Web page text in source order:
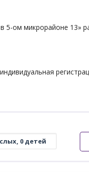
5-ом микрорайоне 13»